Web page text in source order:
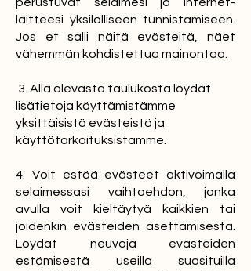
laitteesi yksilölliseen tunnistamiseen.
Jos et salli näitä evästeitä, näet
vähemmän kohdistettua mainontaa.
3. Alla olevasta taulukosta löydät
lisätietoja käyttämistämme
yksittäisistä evästeistä ja
käyttötarkoituksistamme.
4. Voit estää evästeet aktivoimalla
selaimessasi vaihtoehdon, jonka
avulla voit kieltäytyä kaikkien tai
joidenkin evästeiden asettamisesta.
Löydät neuvoja evästeiden
estämisestä useilla suosituilla